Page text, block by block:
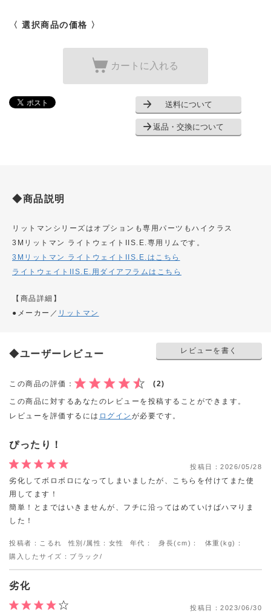
〈 選択商品の価格 〉
カートに入れる
送料について
返品・交換について
◆商品説明
リットマンシリーズはオプションも専用パーツもハイクラス
3Mリットマン ライトウェイトIIS.E.専用リムです。
3Mリットマン ライトウェイトIIS.E.はこちら
ライトウェイトIIS.E.用ダイアフラムはこちら
【商品詳細】
●メーカー／ リットマン
◆ユーザーレビュー レビューを書く
この商品の評価： (2)
この商品に対するあなたのレビューを投稿することができます。
レビューを評価するには ログイン が必要です。
ぴったり！
投稿日： 2026/05/28
劣化してボロボロになってしまいましたが、こちらを付けてまた使
用してます！
簡単！とまではいきませんが、フチに沿ってはめていけばハマりま
した！
投稿者：こるれ 性別/属性：女性 年代： 身長(cm)：
体重(kg)：
購入したサイズ：ブラック/
劣化
投稿日： 2023/06/30